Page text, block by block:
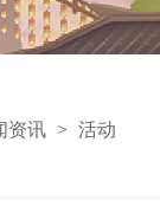
资讯 > 活动